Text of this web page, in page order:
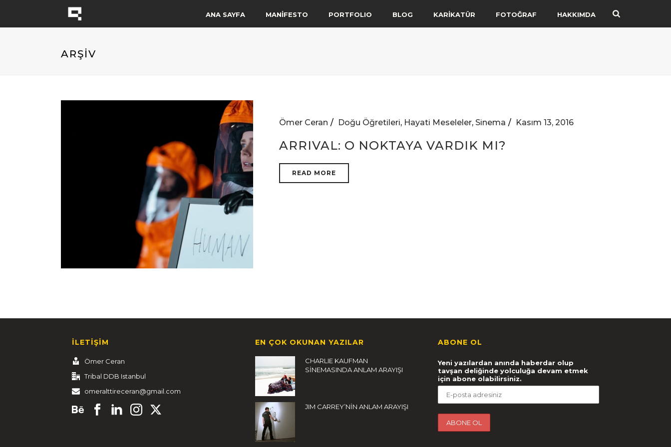
ANA SAYFA MANİFESTO PORTFOLIO BLOG KARİKATÜR FOTOĞRAF HAKKIMDA
ARŞİV
Ömer Ceran Doğu Öğretileri, Hayati Meseleler, Sinema Kasım 13, 2016
ARRIVAL: O NOKTAYA VARDIK MI?
READ MORE
İLETİŞİM
Ömer Ceran
Tribal DDB Istanbul
omeralttireceran@gmail.com
EN ÇOK OKUNAN YAZILAR
CHARLIE KAUFMAN
SİNEMASINDA ANLAM ARAYIŞI
JIM CARREY’NİN ANLAM ARAYIŞI
ABONE OL
Yeni yazılardan anında haberdar olup
tavşan deliğinde yolculuğa devam etmek
için abone olabilirsiniz.